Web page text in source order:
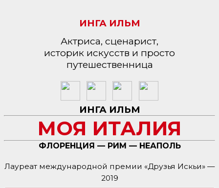
ИНГА ИЛЬМ
Актриса, сценарист,
историк искусств и просто
путешественница
ИНГА ИЛЬМ
МОЯ ИТАЛИЯ
ФЛОРЕНЦИЯ — РИМ — НЕАПОЛЬ
Лауреат международной премии «Друзья Искьи» —
2019